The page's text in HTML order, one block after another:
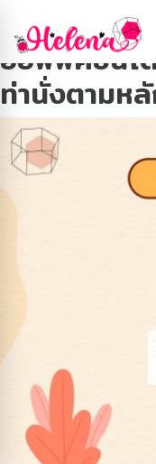
Tag:
ออฟฟิศซินโ
ท่านั่งตามห